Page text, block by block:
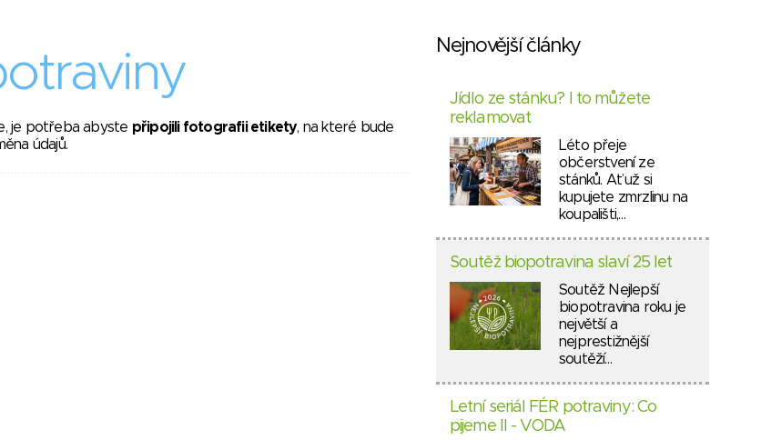
je potřeba abyste připojili fotografii etikety, na které bude
údajů.
Nejnovější články
Jídlo ze stánku? I to můžete
reklamovat
Léto přeje
občerstvení ze
stánků. Ať už si
kupujete zmrzlinu na
koupališti,…
Soutěž biopotravina slaví 25 let
Soutěž Nejlepší
biopotravina roku je
největší a
nejprestižnější
soutěží…
Letní seriál FÉR potraviny: Co
pijeme II - VODA